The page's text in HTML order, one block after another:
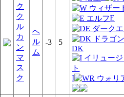
ク
ク
ル
カ
ン
マ
ス
ク
ヘ
ル
ム
-3 5
E
DK
I